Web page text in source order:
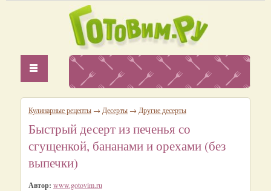
Кулинарные рецепты → Десерты → Другие десерты
Быстрый десерт из печенья со
сгущенкой, бананами и орехами (без
выпечки)
Автор: www.gotovim.ru